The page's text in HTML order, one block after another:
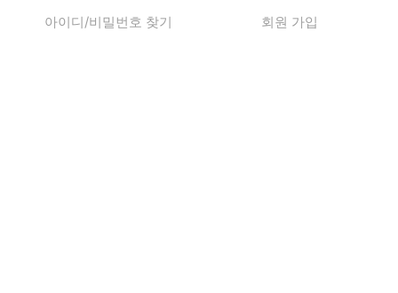
아이디/비밀번호 찾기 회원 가입